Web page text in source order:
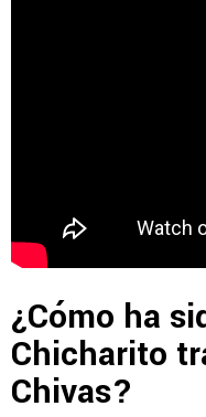
¿Cómo ha
Chicharito
Chivas?